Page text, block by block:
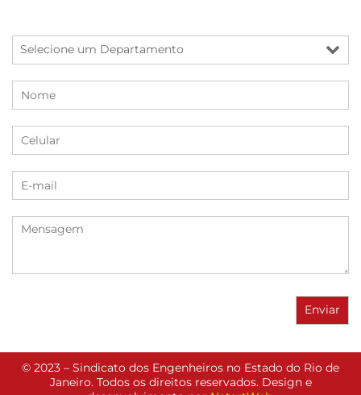
© 2023 – Sindicato dos Engenheiros no Estado do Rio de
Janeiro. Todos os direitos reservados. Design e